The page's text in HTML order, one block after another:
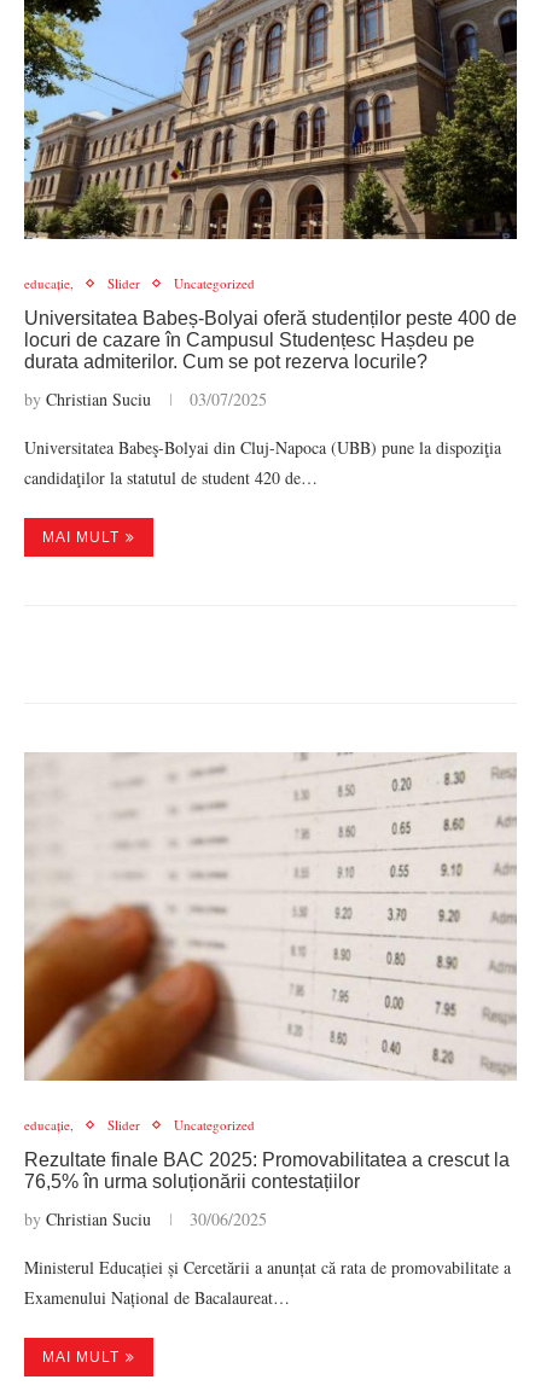
educație, Slider Uncategorized
Universitatea Babeș-Bolyai oferă studenților peste 400 de
locuri de cazare în Campusul Studențesc Hașdeu pe
durata admiterilor. Cum se pot rezerva locurile?
by Christian Suciu 03/07/2025
Universitatea Babeş-Bolyai din Cluj-Napoca (UBB) pune la dispoziţia
candidaţilor la statutul de student 420 de…
MAI MULT
educație, Slider Uncategorized
Rezultate finale BAC 2025: Promovabilitatea a crescut la
76,5% în urma soluționării contestațiilor
by Christian Suciu 30/06/2025
Ministerul Educației și Cercetării a anunțat că rata de promovabilitate a
Examenului Național de Bacalaureat…
MAI MULT